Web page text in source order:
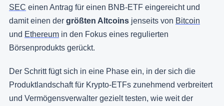
SEC einen Antrag für einen BNB-ETF eingereicht und
damit einen der größten Altcoins jenseits von Bitcoin
und Ethereum in den Fokus eines regulierten
Börsenprodukts gerückt.
Der Schritt fügt sich in eine Phase ein, in der sich die
Produktlandschaft für Krypto-ETFs zunehmend verbreitert
und Vermögensverwalter gezielt testen, wie weit der